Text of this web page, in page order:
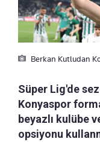
Berkan Kutludan
Süper Lig'de
Konyaspor
beyazlı kulübe
opsiyonu